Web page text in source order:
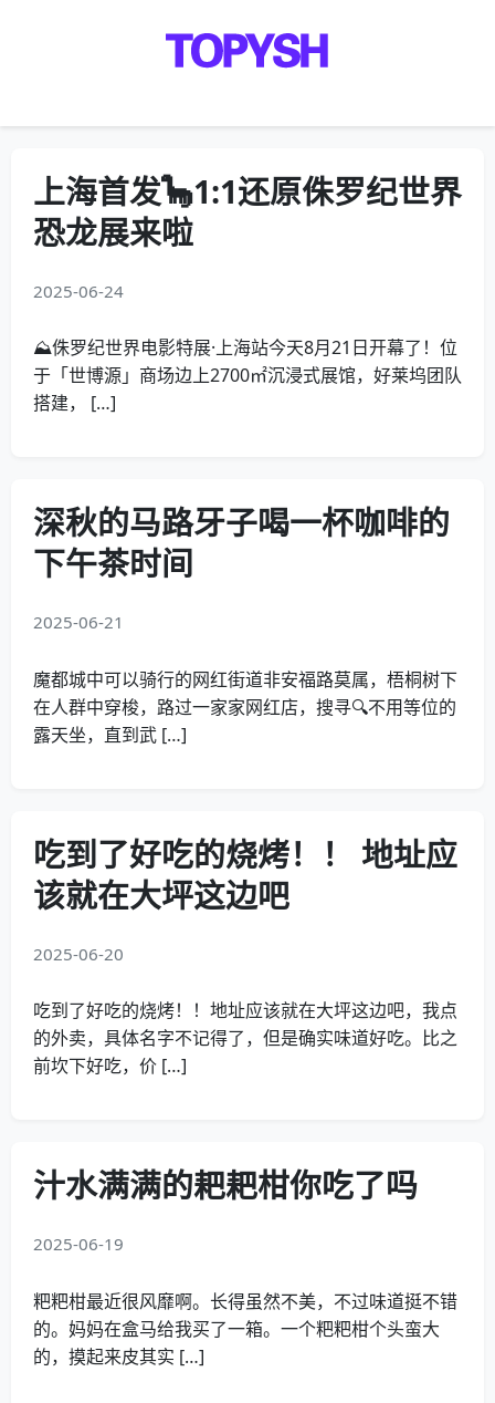
上海首发🦕1:1还原侏罗纪世界
恐龙展来啦
2025-06-24
⛰侏罗纪世界电影特展·上海站今天8月21日开幕了！位
于「世博源」商场边上2700㎡沉浸式展馆，好莱坞团队
搭建， […]
深秋的马路牙子喝一杯咖啡的
下午茶时间
2025-06-21
魔都城中可以骑行的网红街道非安福路莫属，梧桐树下
在人群中穿梭，路过一家家网红店，搜寻🔍不用等位的
露天坐，直到武 […]
吃到了好吃的烧烤！！ 地址应
该就在大坪这边吧
2025-06-20
吃到了好吃的烧烤！！地址应该就在大坪这边吧，我点
的外卖，具体名字不记得了，但是确实味道好吃。比之
前坎下好吃，价 […]
汁水满满的耙耙柑你吃了吗
2025-06-19
粑粑柑最近很风靡啊。长得虽然不美，不过味道挺不错
的。妈妈在盒马给我买了一箱。一个粑粑柑个头蛮大
的，摸起来皮其实 […]